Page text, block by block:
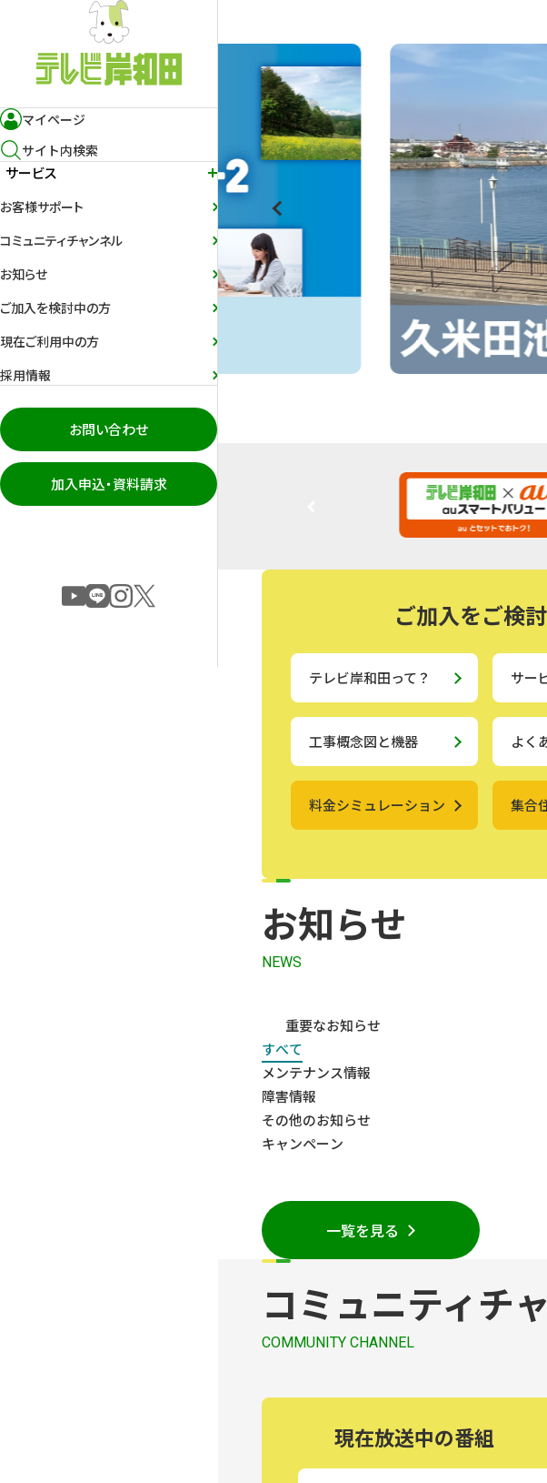
マイページ
サイト内検索
サービス
お客様サポート
コミュニティチャンネル
お知らせ
ご加入を検討中の方
現在ご利用中の方
採用情報
お問い合わせ
加入申込・資料請求
ご加入をご検
テレビ岸和田って？ サー
工事概念図と機器 よく
料金シミュレーション 集合
お知らせ
NEWS
重要なお知らせ
すべて
メンテナンス情報
障害情報
その他のお知らせ
キャンペーン
一覧を見る
コミュニティチ
COMMUNITY CHANNEL
現在放送中の番組